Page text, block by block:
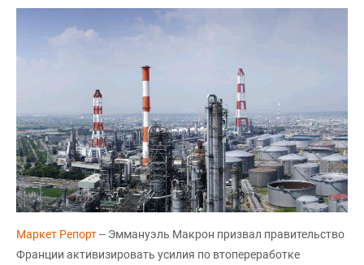
Маркет Репорт-- Эммануэль Макрон призвал правительство
Франции активизировать усилия по втопереработке